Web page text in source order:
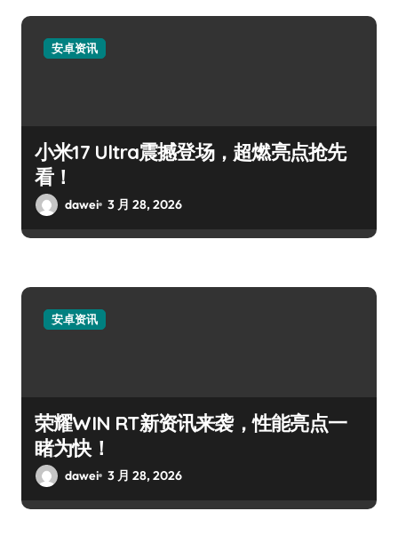
安卓资讯
小米17 Ultra震撼登场，超燃亮点抢先
看！
dawei 3 月 28, 2026
安卓资讯
荣耀WIN RT新资讯来袭，性能亮点一
睹为快！
dawei 3 月 28, 2026